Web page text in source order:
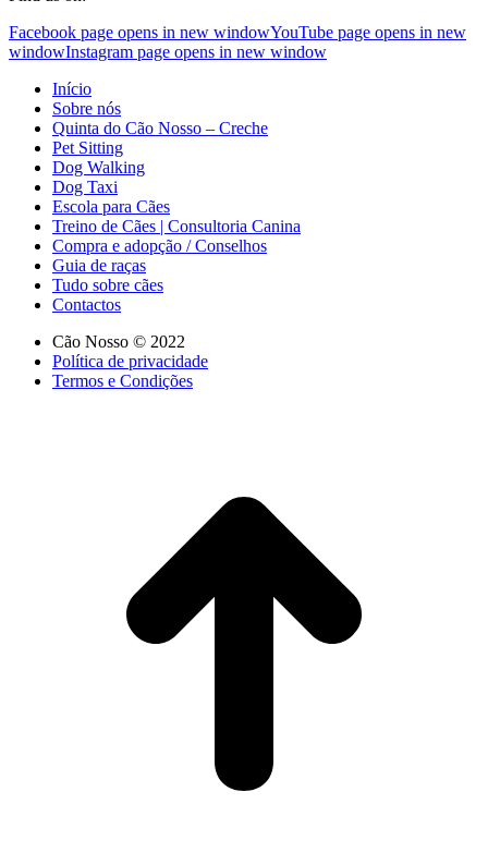
Facebook page opens in new windowYouTube page opens in new
windowInstagram page opens in new window
Início
Sobre nós
Quinta do Cão Nosso – Creche
Pet Sitting
Dog Walking
Dog Taxi
Escola para Cães
Treino de Cães | Consultoria Canina
Compra e adopção / Conselhos
Guia de raças
Tudo sobre cães
Contactos
Cão Nosso © 2022
Política de privacidade
Termos e Condições